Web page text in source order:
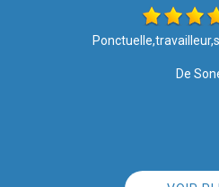
Les travaux ont été effectués
entreprise à